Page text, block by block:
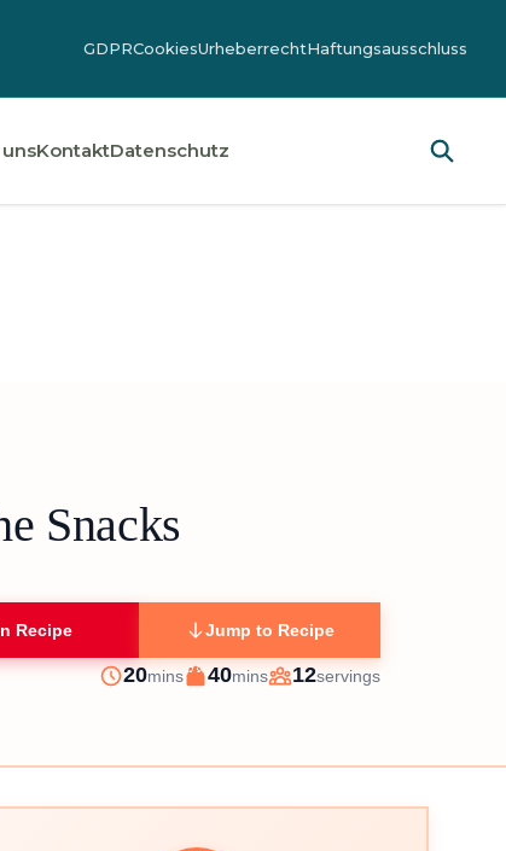
GDPRCookiesUrheberrechtHaftungsausschluss
KontaktDatenschutz
Snacks
Recipe Jump to Recipe
Prep
20minutes
mins
Cook
40minutes
mins
Servings
12servings